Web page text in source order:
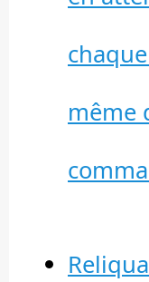
même